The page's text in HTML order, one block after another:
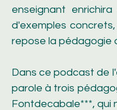
enseignant
d'exemples
repose la pédagogie
Dans ce podcast de
parole à trois
Fontdecabale***, qui